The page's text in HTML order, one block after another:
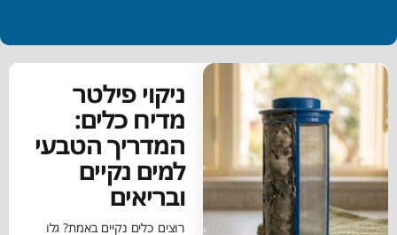
ניקוי פילטר
מדיח כלים:
המדריך הטבעי
למים נקיים
ובריאים
רוצים כלים נקיים באמת? גלו